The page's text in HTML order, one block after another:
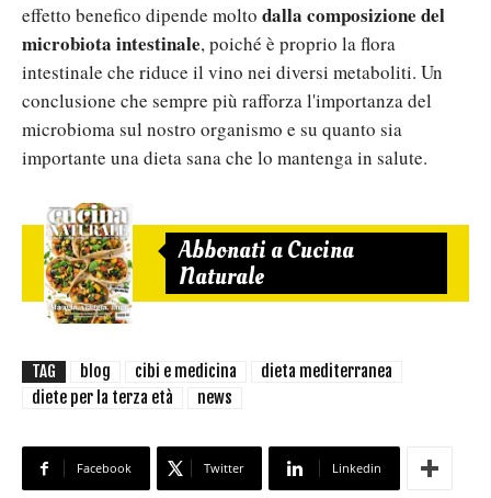
effetto benefico dipende molto dalla composizione del
microbiota intestinale, poiché è proprio la flora
intestinale che riduce il vino nei diversi metaboliti. Un
conclusione che sempre più rafforza l'importanza del
microbioma sul nostro organismo e su quanto sia
importante una dieta sana che lo mantenga in salute.
Abbonati a Cucina
Naturale
TAG blog cibi e medicina
dieta mediterranea
diete per la terza età
news
Facebook Twitter Linkedin